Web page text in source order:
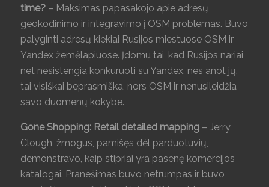
time? – Maksimas papasakojo apie adresų
geokodinimo ir integravimo į OSM problemas. Buvo
palyginti adresų kiekiai Rusijos miestuose OSM ir
Yandex žemėlapiuose. Įdomu tai, kad Rusijos nariai
net nesistengia konkuruoti su Yandex, nes anot jų,
tai visiškai beprasmiška, nors OSM ir nenusileidžia
savo duomenų kokybe.
Gone Shopping: Retail detailed mapping – Jerry
Clough, žmogus, pamišęs dėl parduotuvių,
demonstravo, kaip stipriai yra pasenę komercijos
katalogai. Pranešimas buvo netrumpas ir buvo